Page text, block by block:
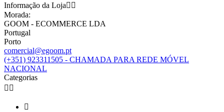
Informação da Loja 
Morada:
GOOM - ECOMMERCE LDA
Portugal
Porto
comercial@egoom.pt
(+351) 923311505 - CHAMADA PARA REDE MÓVEL
NACIONAL
Categorias
 
